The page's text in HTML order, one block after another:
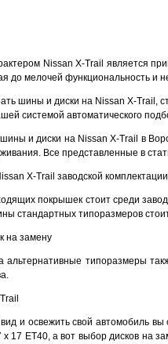
Nissan X-Trail является
до мелочей функциональность и
шины и диски на Nissan X-Trail,
системой автоматического
и диски на Nissan X-Trail в
Все представленные в
X-Trail заводской комплектации
покрышек стоит среди
стандартных типоразмеров
на замену
альтернативные типоразмеры
и освежить свой автомобиль
x 17 ET40, а вот выбор дисков на